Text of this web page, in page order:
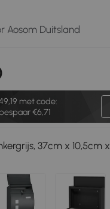
Aosom Duitsland
met code:
€6,71
37cm x 10,5cm x